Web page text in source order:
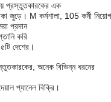
প্রস্তুতকারকের এক
জুড়ে। M কর্মশালা, 105 কর্মী
প্রদান
করি
দেশের।
অনেক বিভিন্ন ধরনের
প্যানেল বিক্রি।